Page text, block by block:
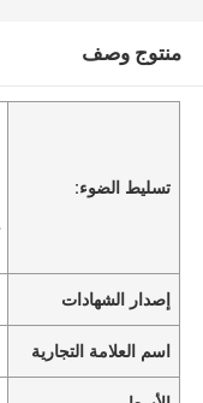
منتوج وصف
تسليط الضوء:
إصدار الشهادات
اسم العلامة التجارية